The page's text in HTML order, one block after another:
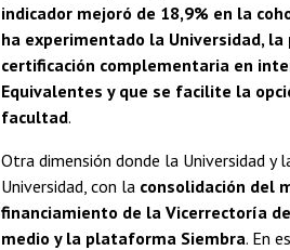
indicador mejoró de 18,9% en la
ha experimentado la Universidad,
certificación complementaria en
Equivalentes y que se facilite la
facultad.
Otra dimensión donde la Universidad
Universidad, con la consolidación del
financiamiento de la Vicerrectoría
medio y la plataforma Siembra. En